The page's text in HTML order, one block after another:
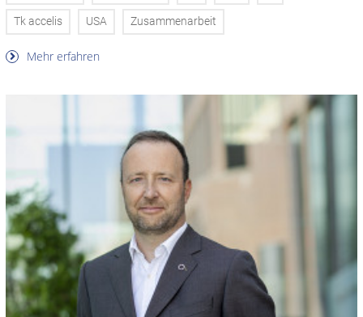
Tk accelis USA Zusammenarbeit
Mehr erfahren